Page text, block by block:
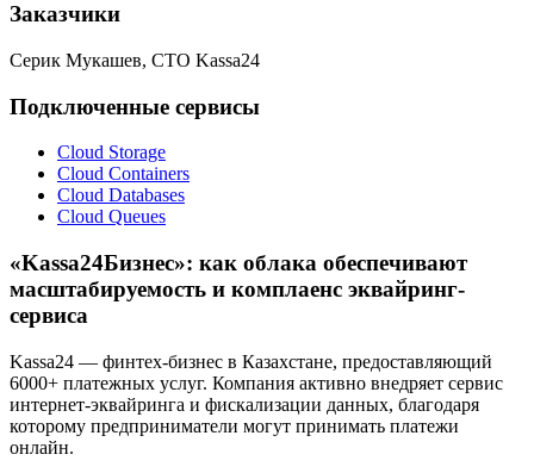
Заказчики
Серик Мукашев, CTO Kassa24
Подключенные сервисы
Cloud Storage
Cloud Containers
Cloud Databases
Cloud Queues
«Kassa24Бизнес»: как облака обеспечивают
масштабируемость и комплаенс эквайринг-
сервиса
Kassa24 — финтех-бизнес в Казахстане, предоставляющий
6000+ платежных услуг. Компания активно внедряет сервис
интернет-эквайринга и фискализации данных, благодаря
которому предприниматели могут принимать платежи
онлайн.